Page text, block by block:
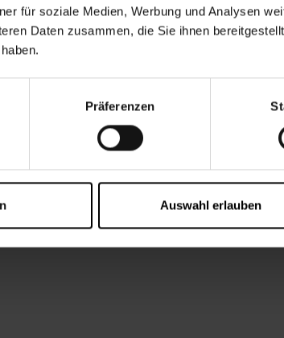
für soziale Medien, Werbung und Analysen
Daten zusammen, die Sie ihnen
Präferenzen
Auswahl erlauben